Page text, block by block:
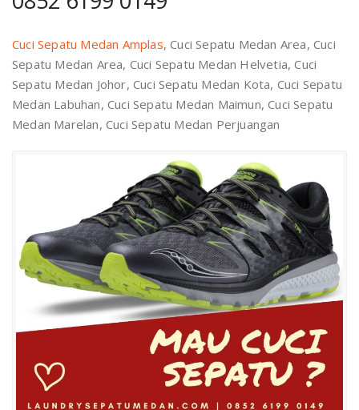
Cuci Sepatu Medan Amplas, Cuci Sepatu Medan Area, Cuci
Sepatu Medan Area, Cuci Sepatu Medan Helvetia, Cuci
Sepatu Medan Johor, Cuci Sepatu Medan Kota, Cuci Sepatu
Medan Labuhan, Cuci Sepatu Medan Maimun, Cuci Sepatu
Medan Marelan, Cuci Sepatu Medan Perjuangan